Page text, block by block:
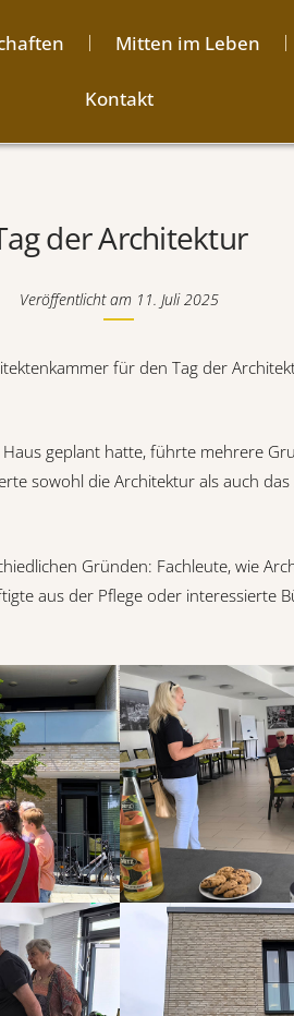
Mitten im Leben
Kontakt
der Architektur
Veröffentlicht am 11. Juli 2025
für den Tag der
geplant hatte, führte mehrere
sowohl die Architektur als auch
Gründen: Fachleute, wie
aus der Pflege oder interessierte